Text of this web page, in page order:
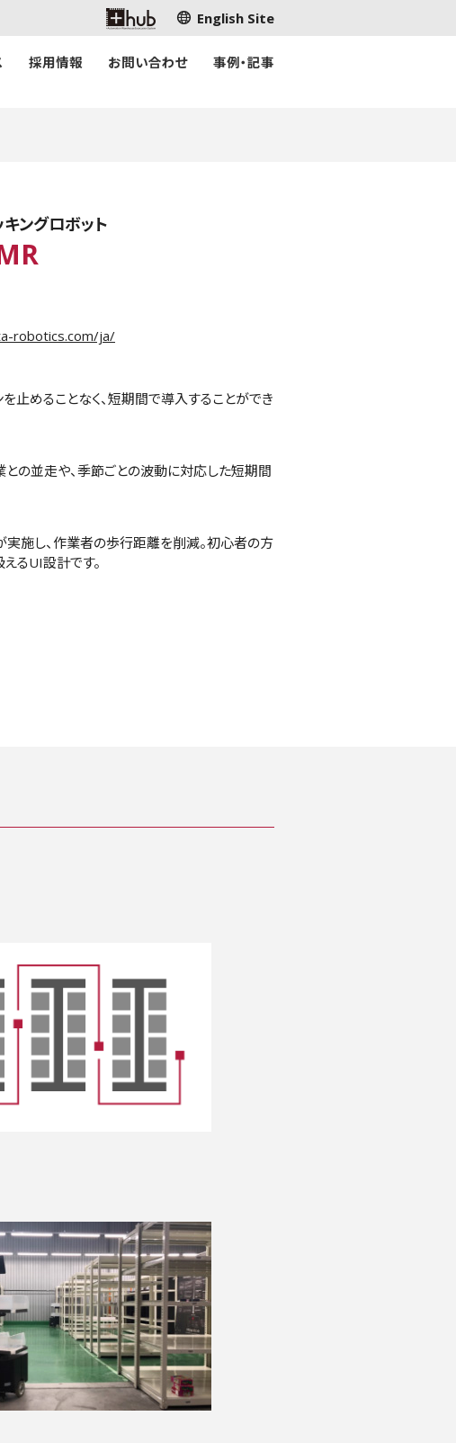
English Site
採用情報 お問い合わせ 事例・記事
ングロボット
robotics.com/ja/
止めることなく、短期間で導入することができ
との並走や、季節ごとの波動に対応した短期間
実施し、作業者の歩行距離を削減。初心者の方
るUI設計です。